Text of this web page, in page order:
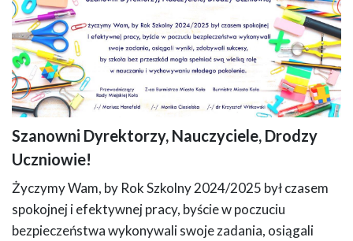
Plansza z życzeniami z okazji rozpoczęcia roku szkolnego 2024/2025, tekst
pod planszą
Szanowni Dyrektorzy, Nauczyciele, Drodzy
Uczniowie!
Życzymy Wam, by Rok Szkolny 2024/2025 był czasem
spokojnej i efektywnej pracy, byście w poczuciu
bezpieczeństwa wykonywali swoje zadania, osiągali